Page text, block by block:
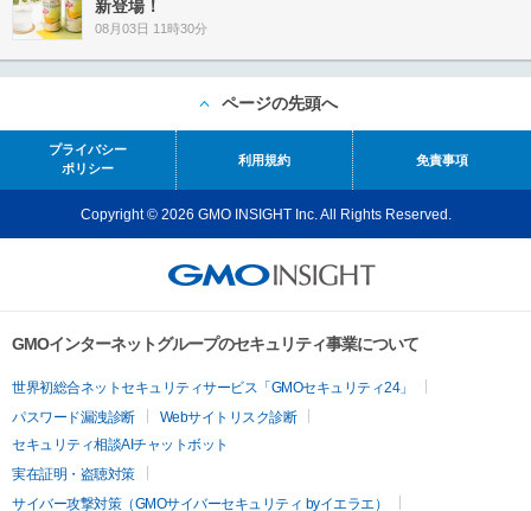
新登場！
08月03日 11時30分
ページの先頭へ
プライバシー
ポリシー
利用規約 免責事項
Copyright © 2026 GMO INSIGHT Inc. All Rights Reserved.
GMOインターネットグループのセキュリティ事業について
世界初総合ネットセキュリティサービス「GMOセキュリティ24」
パスワード漏洩診断
Webサイトリスク診断
セキュリティ相談AIチャットボット
実在証明・盗聴対策
サイバー攻撃対策（GMOサイバーセキュリティ byイエラエ）